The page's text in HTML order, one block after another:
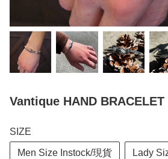
Vantique HAND BRACELET
SIZE
Men Size Instock/現貨 Lady